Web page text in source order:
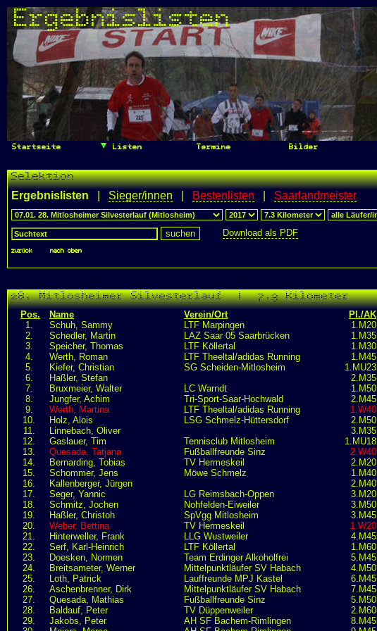
Ergebnislisten
Startseite Listen Termine Bilder
Selektion
Ergebnislisten Sieger/innen Bestenlisten Saarlandmeister
Download als PDF
zurück nach oben
28. Mitlosheimer Silvesterlauf | 7.3 Kilometer
Pos. Name Verein/Ort Pl./AK
1.
Schuh, Sammy LTF Marpingen 1.M20
2.
Schedler, Martin LAZ Saar 05 Saarbrücken 1.M35
3.
Speicher, Thomas LTF Köllertal 1.M30
4.
Werth, Roman LTF Theeltal/adidas Running 1.M45
5.
Kiefer, Christian SG Scheiden-Mitlosheim 1.MU23
6.
Haßler, Stefan 2.M35
7.
Bruxmeier, Walter LC Warndt 1.M50
8.
Jungfer, Achim Tri-Sport-Saar-Hochwald 2.M45
9.
Werth, Martina LTF Theeltal/adidas Running 1.W40
10.
Holz, Alois LSG Schmelz-Hüttersdorf 2.M50
11.
Linnebach, Oliver 3.M35
12.
Gaslauer, Tim Tennisclub Mitlosheim 1.MU18
13.
Quesada, Tatjana Fußballfreunde Sinz 2.W40
14.
Bernarding, Tobias TV Hermeskeil 2.M20
15.
Schommer, Jens Möwe Schmelz 1.M40
16.
Kallenberger, Jürgen 2.M40
17.
Seger, Yannic LG Reimsbach-Oppen 3.M20
18.
Schmitz, Jochen Nohfelden-Eiweiler 3.M50
19.
Haßler, Christoh SpVgg Mitlosheim 3.M45
20.
Weber, Bettina TV Hermeskeil 1.W20
21.
Hinterweller, Frank LLG Wustweiler 4.M45
22.
Serf, Karl-Heinrich LTF Köllertal 1.M60
23.
Doesken, Normen Team Erdinger Alkoholfrei 5.M45
24.
Breitsameter, Werner Mittelpunktläufer SV Habach 4.M50
25.
Loth, Patrick Lauffreunde MPJ Kastel 6.M45
26.
Aschenbrenner, Dirk Mittelpunktläufer SV Habach 7.M45
27.
Quesada, Mathias Fußballfreunde Sinz 5.M50
28.
Baldauf, Peter TV Düppenweiler 2.M60
29.
Jakobs, Peter AH SF Bachem-Rimlingen 8.M45